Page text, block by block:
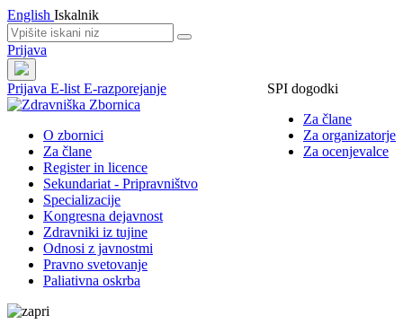
English Iskalnik
Prijava
Prijava
SPI dogodki
Za člane
Za organizatorje
Za ocenjevalce
E-list E-razporejanje
O zbornici
Za člane
Register in licence
Sekundariat - Pripravništvo
Specializacije
Kongresna dejavnost
Zdravniki iz tujine
Odnosi z javnostmi
Pravno svetovanje
Paliativna oskrba